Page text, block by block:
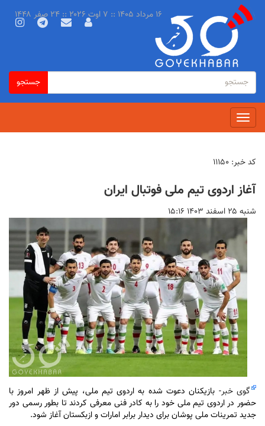
فرم
جستجو
جستجو
جستجو
Toggle
navigation
۱۶ مرداد ۱۴۰۵ :: ۷ اوت ۲۰۲۶ :: ۲۴ صفر ۱۴۴۸
کد خبر: ۱۱۱۵۰
آغاز اردوی تیم ملی فوتبال ایران
شنبه ۲۵ اسفند ۱۴۰۳ ۱۵:۱۶
گوی خبر- بازیکنان دعوت شده به اردوی تیم ملی، پیش از ظهر امروز با
حضور در اردوی تیم ملی خود را به کادر فنی معرفی کردند تا بطور رسمی دور
جدید تمرینات ملی پوشان برای دیدار برابر امارات و ازبکستان آغاز شود.